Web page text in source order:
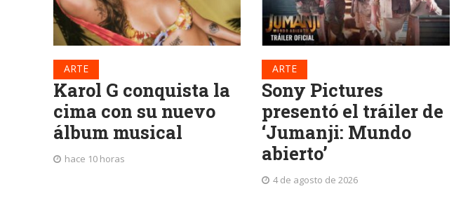
ARTE
Karol G conquista la
cima con su nuevo
álbum musical
hace 10 horas
ARTE
Sony Pictures
presentó el tráiler de
‘Jumanji: Mundo
abierto’
4 de agosto de 2026